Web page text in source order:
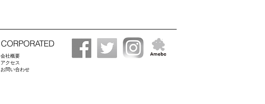
CORPORATED
会社概要
アクセス
​お問い合わせ